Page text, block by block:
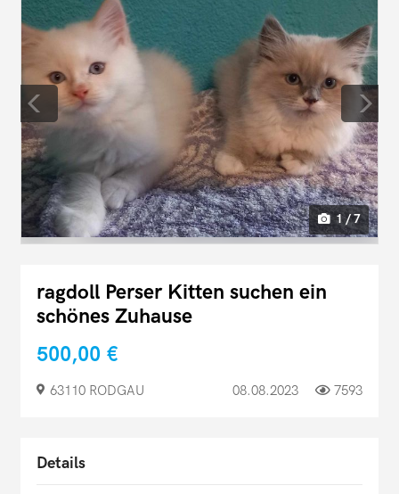
1 / 7
ragdoll Perser Kitten suchen ein
schönes Zuhause
500,00 €
63110 RODGAU 08.08.2023 7593
Details